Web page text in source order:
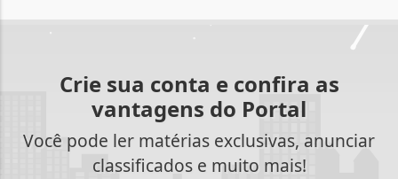
Crie sua conta e confira as
vantagens do Portal
Você pode ler matérias exclusivas, anunciar
classificados e muito mais!